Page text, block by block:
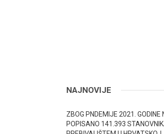
NAJNOVIJE
ZBOG PNDEMIJE 2021. GODINE
POPISANO 141.393